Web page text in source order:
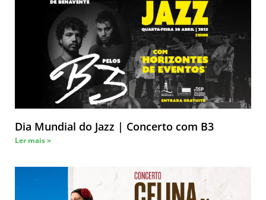
Dia Mundial do Jazz | Concerto com B3
Ler mais »